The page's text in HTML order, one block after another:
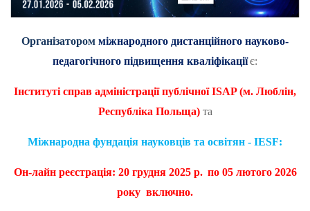
Організатором міжнародного дистанційного науково-
педагогічного підвищення кваліфікаціїє:
Інституті справ адміністрації публічноїISAP(м. Люблін,
Республіка Польща)та
Міжнародна фундація науковців та освітян - IESF:
Он-лайн реєстрація: 20 грудня 2025 р. по 05 лютого 2026
року включно.